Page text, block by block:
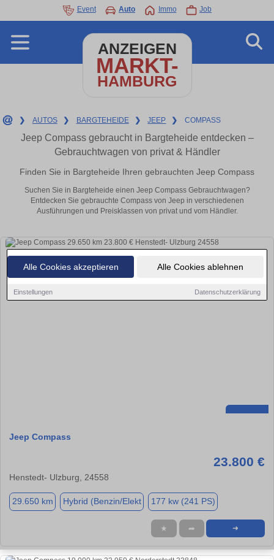
Alle Cookies akzeptieren Alle Cookies ablehnen
Einstellungen Datenschutzerklärung
Event Auto Immo Job
ANZEIGEN
MARKT-
HAMBURG
❯ AUTOS ❯ BARGTEHEIDE ❯ JEEP ❯ COMPASS
Jeep Compass gebraucht in Bargteheide entdecken –
Gebrauchtwagen von privat & Händler
Finden Sie in Bargteheide Ihren gebrauchten Jeep Compass
Suchen Sie in Bargteheide einen Jeep Compass Gebrauchtwagen?
Entdecken Sie gebrauchte Compass von Jeep in verschiedenen
Ausführungen und Preisklassen von privat und vom Händler.
Jeep Compass
23.800 €
Henstedt- Ulzburg, 24558
29.650 km Hybrid (Benzin/Elekt 177 kw (241 PS)
★ ➦ ➜